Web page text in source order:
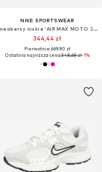
NIKE SPORTSWEAR
Sneakersy niskie 'AIR MAX MOTO 2K'
344,44 zł
Pierwotnie: 669,90 zł
Ostatnia najniższa cena:348,68 zł-1%